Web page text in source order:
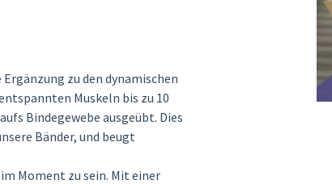
zu den dynamischen
Muskeln bis zu 10
Bindegewebe ausgeübt. Dies
Bänder, und beugt
Moment zu sein. Mit einer